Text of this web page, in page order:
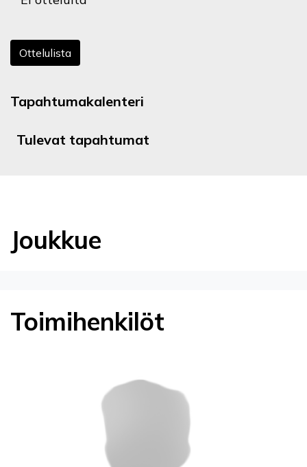
Ottelulista
Tapahtumakalenteri
Tulevat tapahtumat
Joukkue
Toimihenkilöt